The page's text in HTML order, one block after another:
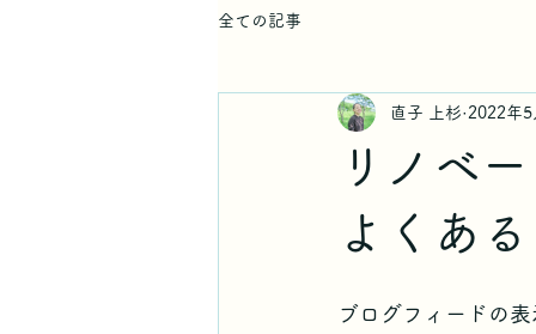
全ての記事
リノベ
よくあ
直子 上杉 2022年
ブログフィードの